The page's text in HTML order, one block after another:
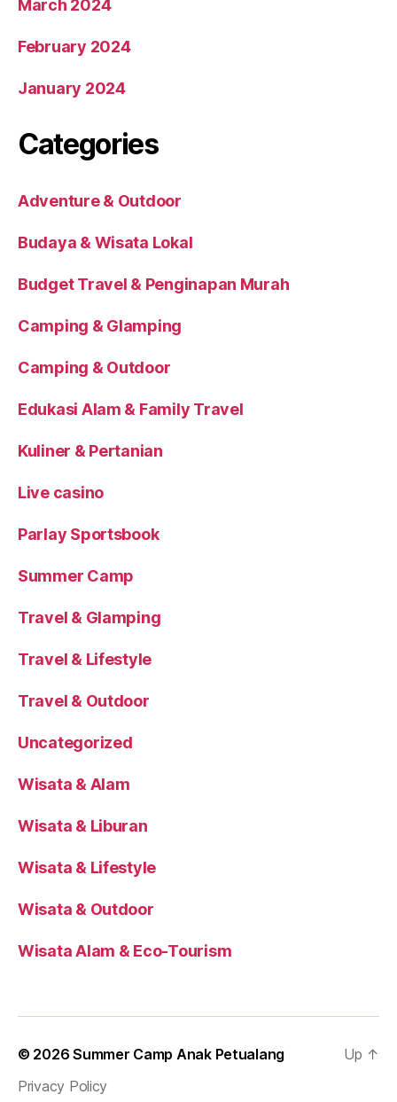
March 2024
February 2024
January 2024
Categories
Adventure & Outdoor
Budaya & Wisata Lokal
Budget Travel & Penginapan Murah
Camping & Glamping
Camping & Outdoor
Edukasi Alam & Family Travel
Kuliner & Pertanian
Live casino
Parlay Sportsbook
Summer Camp
Travel & Glamping
Travel & Lifestyle
Travel & Outdoor
Uncategorized
Wisata & Alam
Wisata & Liburan
Wisata & Lifestyle
Wisata & Outdoor
Wisata Alam & Eco-Tourism
© 2026Summer Camp Anak Petualang
Privacy Policy
Up ↑